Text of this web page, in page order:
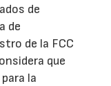
de
de
de la FCC
que
la